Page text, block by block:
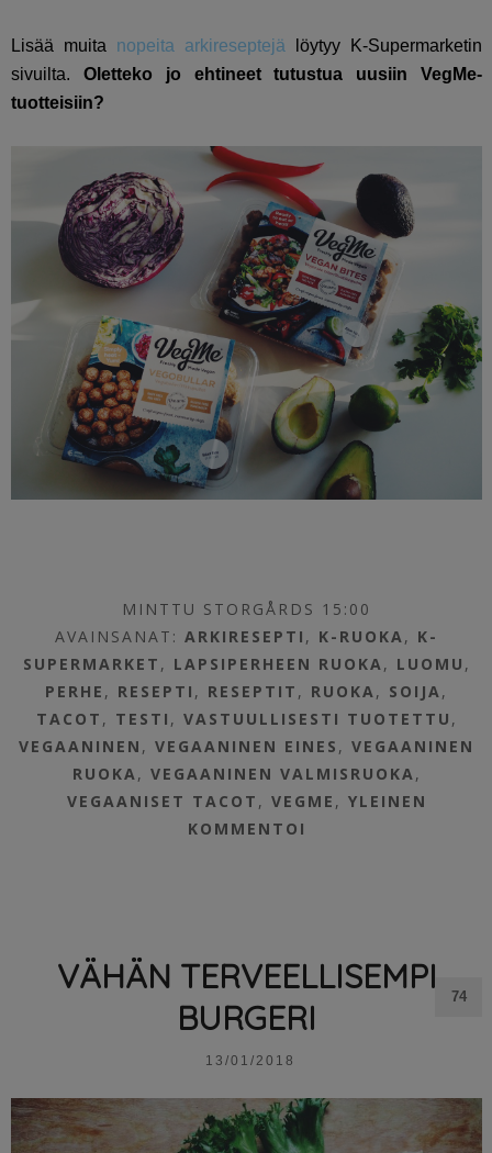
Lisää muita nopeita arkireseptejä löytyy K-Supermarketin
sivuilta. Oletteko jo ehtineet tutustua uusiin VegMe-
tuotteisiin?
MINTTU STORGÅRDS 15:00
AVAINSANAT:ARKIRESEPTI , K-RUOKA, K-
SUPERMARKET , LAPSIPERHEEN RUOKA, LUOMU ,
PERHE , RESEPTI , RESEPTIT , RUOKA, SOIJA,
TACOT , TESTI , VASTUULLISESTI TUOTETTU ,
VEGAANINEN ,VEGAANINEN EINES ,VEGAANINEN
RUOKA, VEGAANINEN VALMISRUOKA,
VEGAANISET TACOT , VEGME , YLEINEN
KOMMENTOI
VÄHÄN TERVEELLISEMPI
BURGERI
13/01/2018
74